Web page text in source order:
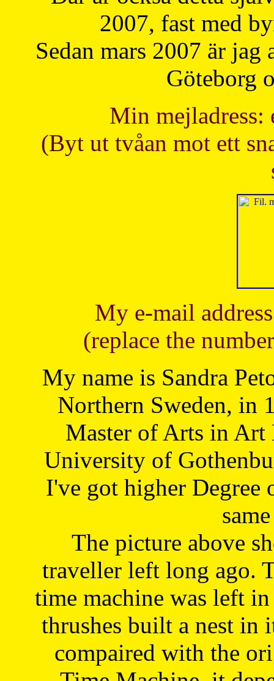
2007, fast med
Sedan mars 2007 är
Göteborg
Min mejladress:
(Byt ut tvåan mot ett
My e-mail
(replace the
My name is Sandra
Northern Sweden, in
Master of Arts in Art
University of
I've got higher Degree
The picture above
traveller left long ago.
time machine was left
thrushes built a nest in
compaired with the